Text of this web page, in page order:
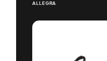
ALLEGRA